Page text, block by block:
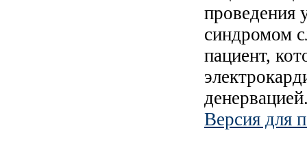
проведения
синдромом
пациент,
Версия для